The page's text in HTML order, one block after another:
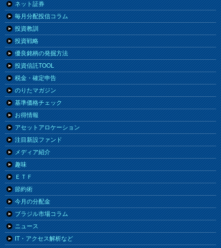
ネット証券
毎月分配投信コラム
投資教訓
投資戦略
優良銘柄の発掘方法
投資信託TOOL
税金・確定申告
のりたマガジン
基準価格チェック
お得情報
アセットアロケーション
注目新設ファンド
メディア紹介
趣味
ＥＴＦ
節約術
今月の分配金
ブラジル市場コラム
ニュース
IT・アクセス解析など